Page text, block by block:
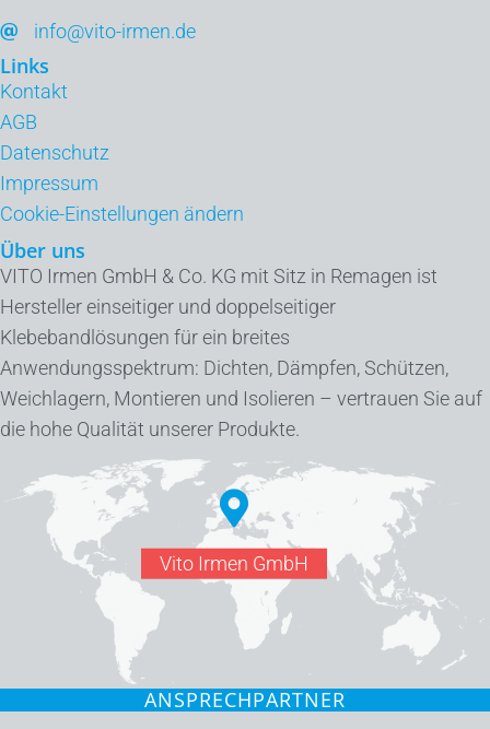
info@vito-irmen.de
Links
Kontakt
AGB
Datenschutz
Impressum
Cookie-Einstellungen ändern
Über uns
VITO Irmen GmbH & Co. KG mit Sitz in Remagen ist
Hersteller einseitiger und doppelseitiger
Klebebandlösungen für ein breites
Anwendungsspektrum: Dichten, Dämpfen, Schützen,
Weichlagern, Montieren und Isolieren – vertrauen Sie auf
die hohe Qualität unserer Produkte.
Vito Irmen GmbH
ANSPRECHPARTNER